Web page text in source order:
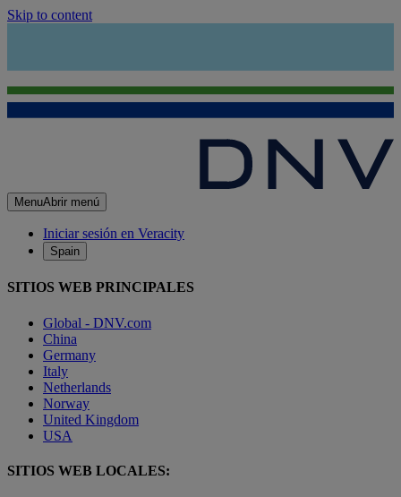
Skip to content
MenuAbrir menú
Iniciar sesión en Veracity
Spain
SITIOS WEB PRINCIPALES
Global - DNV.com
China
Germany
Italy
Netherlands
Norway
United Kingdom
USA
SITIOS WEB LOCALES: